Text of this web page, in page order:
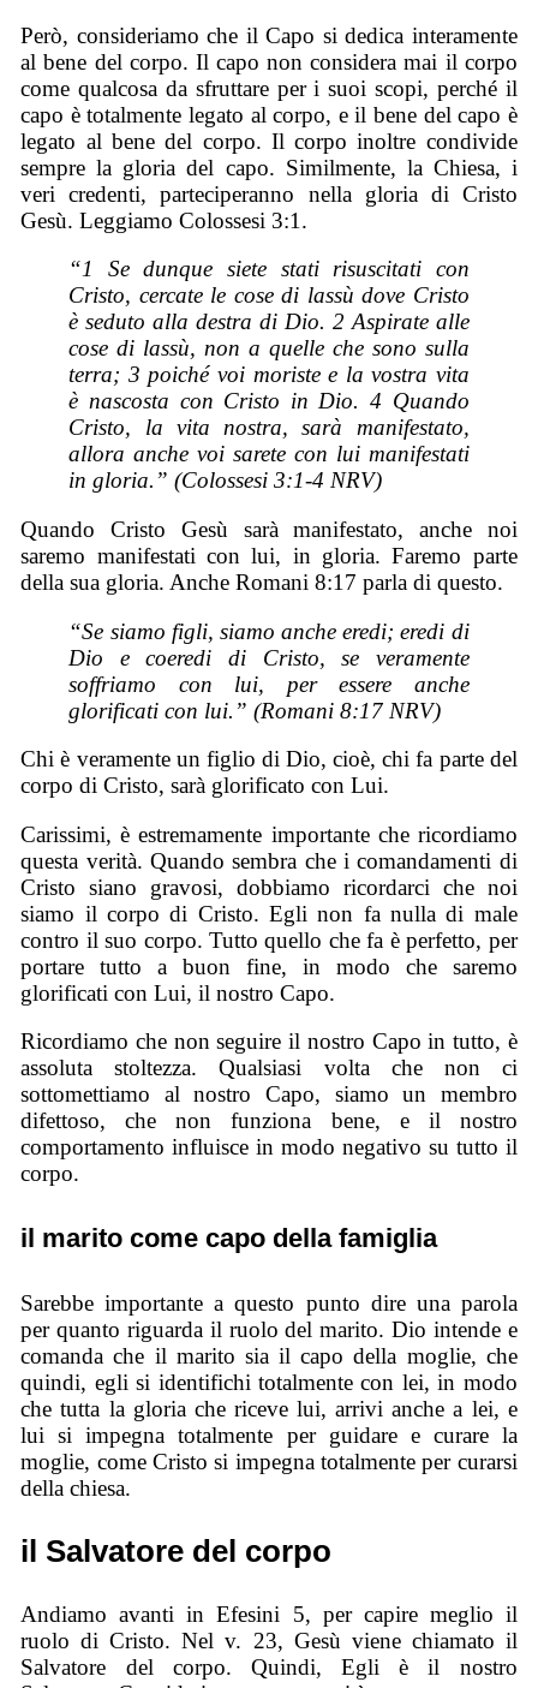
Però, consideriamo che il Capo si dedica interamente
al bene del corpo. Il capo non considera mai il corpo
come qualcosa da sfruttare per i suoi scopi, perché il
capo è totalmente legato al corpo, e il bene del capo è
legato al bene del corpo. Il corpo inoltre condivide
sempre la gloria del capo. Similmente, la Chiesa, i
veri credenti, parteciperanno nella gloria di Cristo
Gesù. Leggiamo Colossesi 3:1.
“1 Se dunque siete stati risuscitati con
Cristo, cercate le cose di lassù dove Cristo
è seduto alla destra di Dio. 2 Aspirate alle
cose di lassù, non a quelle che sono sulla
terra; 3 poiché voi moriste e la vostra vita
è nascosta con Cristo in Dio. 4 Quando
Cristo, la vita nostra, sarà manifestato,
allora anche voi sarete con lui manifestati
in gloria.” (Colossesi 3:1-4 NRV)
Quando Cristo Gesù sarà manifestato, anche noi
saremo manifestati con lui, in gloria. Faremo parte
della sua gloria. Anche Romani 8:17 parla di questo.
“Se siamo figli, siamo anche eredi; eredi di
Dio e coeredi di Cristo, se veramente
soffriamo con lui, per essere anche
glorificati con lui.” (Romani 8:17 NRV)
Chi è veramente un figlio di Dio, cioè, chi fa parte del
corpo di Cristo, sarà glorificato con Lui.
Carissimi, è estremamente importante che ricordiamo
questa verità. Quando sembra che i comandamenti di
Cristo siano gravosi, dobbiamo ricordarci che noi
siamo il corpo di Cristo. Egli non fa nulla di male
contro il suo corpo. Tutto quello che fa è perfetto, per
portare tutto a buon fine, in modo che saremo
glorificati con Lui, il nostro Capo.
Ricordiamo che non seguire il nostro Capo in tutto, è
assoluta stoltezza. Qualsiasi volta che non ci
sottomettiamo al nostro Capo, siamo un membro
difettoso, che non funziona bene, e il nostro
comportamento influisce in modo negativo su tutto il
corpo.
il marito come capo della famiglia
Sarebbe importante a questo punto dire una parola
per quanto riguarda il ruolo del marito. Dio intende e
comanda che il marito sia il capo della moglie, che
quindi, egli si identifichi totalmente con lei, in modo
che tutta la gloria che riceve lui, arrivi anche a lei, e
lui si impegna totalmente per guidare e curare la
moglie, come Cristo si impegna totalmente per curarsi
della chiesa.
il Salvatore del corpo
Andiamo avanti in Efesini 5, per capire meglio il
ruolo di Cristo. Nel v. 23, Gesù viene chiamato il
Salvatore del corpo. Quindi, Egli è il nostro